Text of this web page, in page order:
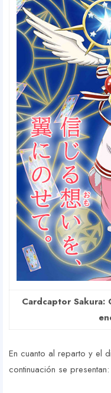
Cardcaptor Sakura:
En cuanto al reparto y el
continuación se presentan: